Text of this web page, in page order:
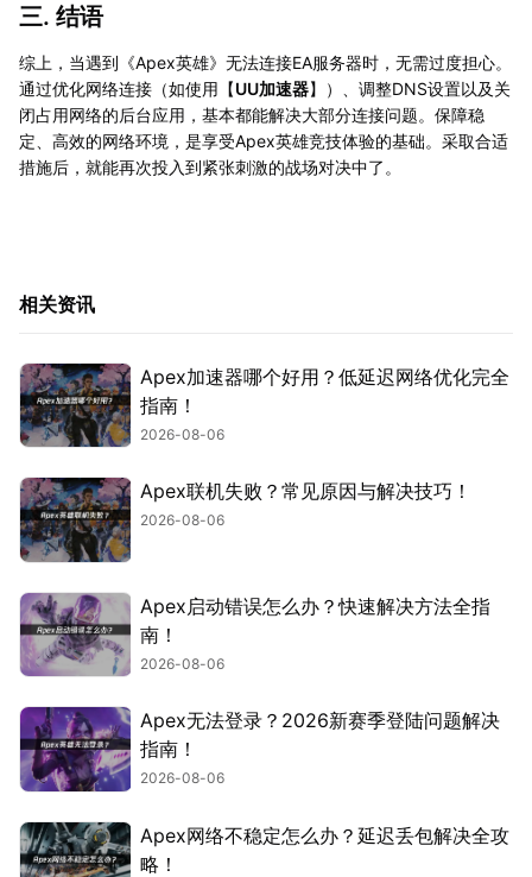
三. 结语
综上，当遇到《Apex英雄》无法连接EA服务器时，无需过度担心。
通过优化网络连接（如使用【UU加速器】）、调整DNS设置以及关
闭占用网络的后台应用，基本都能解决大部分连接问题。保障稳
定、高效的网络环境，是享受Apex英雄竞技体验的基础。采取合适
措施后，就能再次投入到紧张刺激的战场对决中了。
相关资讯
Apex加速器哪个好用？低延迟网络优化完全
指南！
2026-08-06
Apex联机失败？常见原因与解决技巧！
2026-08-06
Apex启动错误怎么办？快速解决方法全指
南！
2026-08-06
Apex无法登录？2026新赛季登陆问题解决
指南！
2026-08-06
Apex网络不稳定怎么办？延迟丢包解决全攻
略！